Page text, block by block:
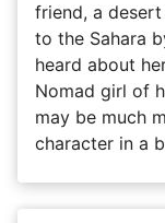
friend, a
to the Sahara
heard about
Nomad girl of
may be much
character in a